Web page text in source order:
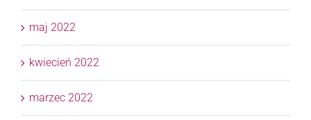
maj 2022
kwiecień 2022
marzec 2022